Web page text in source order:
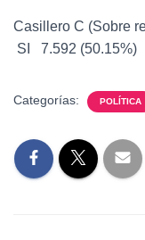
Casillero C
SI 7.592
Categorías: POLÍTICA